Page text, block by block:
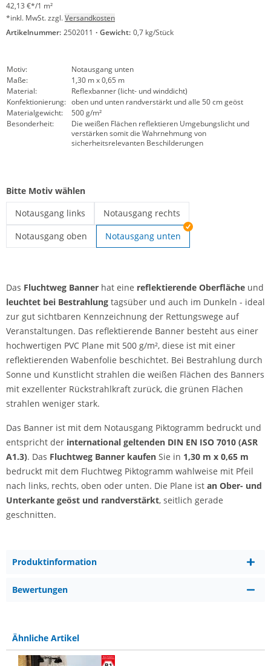
42,13 €*/1 m²
*inkl. MwSt. zzgl.Versandkosten
Artikelnummer: 2502011 · Gewicht: 0,7 kg/Stück
Motiv:
Notausgang unten
Maße:
1,30 m x 0,65 m
Material:
Reflexbanner (licht- und winddicht)
Konfektionierung: oben und unten randverstärkt und alle 50 cm geöst
Materialgewicht:
500 g/m²
Besonderheit:
Die weißen Flächen reflektieren Umgebungslicht und
verstärken somit die Wahrnehmung von
sicherheitsrelevanten Beschilderungen
Bitte Motiv wählen
Notausgang links
Fluchtweg Banner | Notausgang links
Notausgang rechts
Fluchtweg Banner | Notausgang rechts
Notausgang oben
Notausgang unten
Das Fluchtweg Banner hat eine reflektierende Oberfläche und
leuchtet bei Bestrahlung tagsüber und auch im Dunkeln - ideal
zur gut sichtbaren Kennzeichnung der Rettungswege auf
Veranstaltungen. Das reflektierende Banner besteht aus einer
hochwertigen PVC Plane mit 500 g/m², diese ist mit einer
reflektierenden Wabenfolie beschichtet. Bei Bestrahlung durch
Sonne und Kunstlicht strahlen die weißen Flächen des Banners
mit exzellenter Rückstrahlkraft zurück, die grünen Flächen
strahlen weniger stark.
Das Banner ist mit dem Notausgang Piktogramm bedruckt und
entspricht der international geltenden DIN EN ISO 7010 (ASR
A1.3). Das Fluchtweg Banner kaufen Sie in 1,30 m x 0,65 m
bedruckt mit dem Fluchtweg Piktogramm wahlweise mit Pfeil
nach links, rechts, oben oder unten. Die Plane ist an Ober- und
Unterkante geöst und randverstärkt, seitlich gerade
geschnitten.
Produktinformation
Bewertungen
Ähnliche Artikel